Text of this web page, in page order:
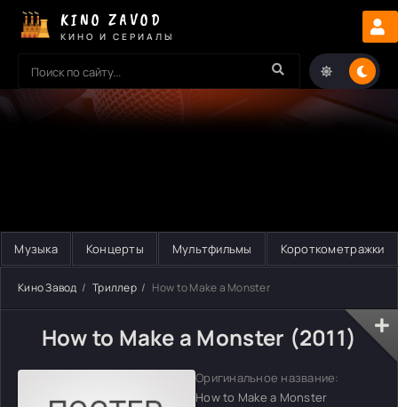
KINO ZAVOD
КИНО И СЕРИАЛЫ
Музыка Концерты Мультфильмы Короткометражки
Кино Завод Триллер How to Make a Monster
How to Make a Monster (2011)
Оригинальное название:
How to Make a Monster